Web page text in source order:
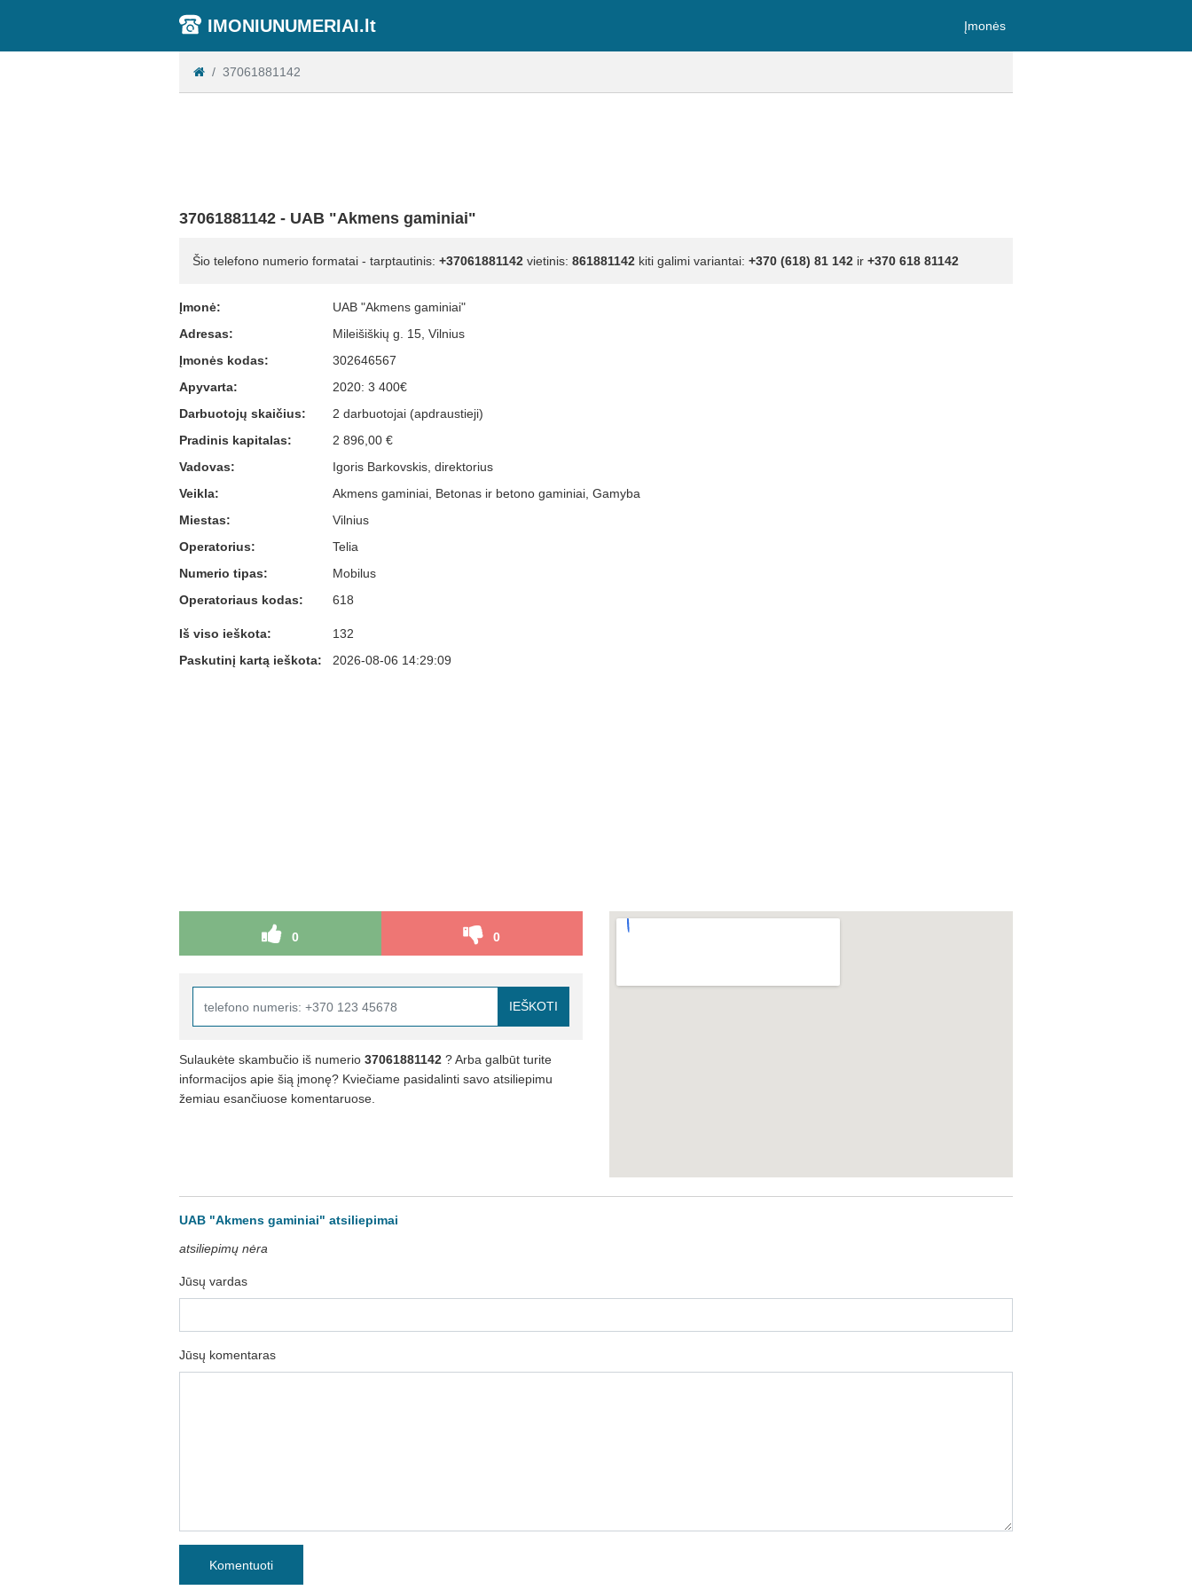
IMONIUNUMERIAI.lt Įmonės
37061881142
37061881142 - UAB "Akmens gaminiai"
Šio telefono numerio formatai - tarptautinis: +37061881142 vietinis: 861881142 kiti galimi variantai: +370 (618) 81 142 ir +370 618 81142
Įmonė:
UAB "Akmens gaminiai"
Adresas:
Mileišiškių g. 15, Vilnius
Įmonės kodas:
302646567
Apyvarta:
2020: 3 400€
Darbuotojų skaičius:
2 darbuotojai (apdraustieji)
Pradinis kapitalas:
2 896,00 €
Vadovas:
Igoris Barkovskis, direktorius
Veikla:
Akmens gaminiai, Betonas ir betono gaminiai, Gamyba
Miestas:
Vilnius
Operatorius:
Telia
Numerio tipas:
Mobilus
Operatoriaus kodas:
618
Iš viso ieškota:
132
Paskutinį kartą ieškota:
2026-08-06 14:29:09
0 0
IEŠKOTI
Sulaukėte skambučio iš numerio 37061881142 ? Arba galbūt turite
informacijos apie šią įmonę? Kviečiame pasidalinti savo atsiliepimu
žemiau esančiuose komentaruose.
UAB "Akmens gaminiai" atsiliepimai
atsiliepimų nėra
Jūsų vardas
Jūsų komentaras
Komentuoti